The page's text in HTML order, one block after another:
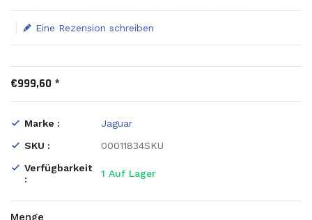
Eine Rezension schreiben
€999,60 *
Marke :
Jaguar
SKU :
00011834SKU
Verfügbarkeit
:
1 Auf Lager
Menge